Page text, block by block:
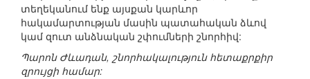
տեղեկանում ենք այսքան կարևոր
հակամարտության մասին պատահական ձևով
կամ զուտ անձնական շփումների շնորհիվ:
Պարոն Ժևադան, շնորհակալություն հետաքրքիր
զրույցի համար: